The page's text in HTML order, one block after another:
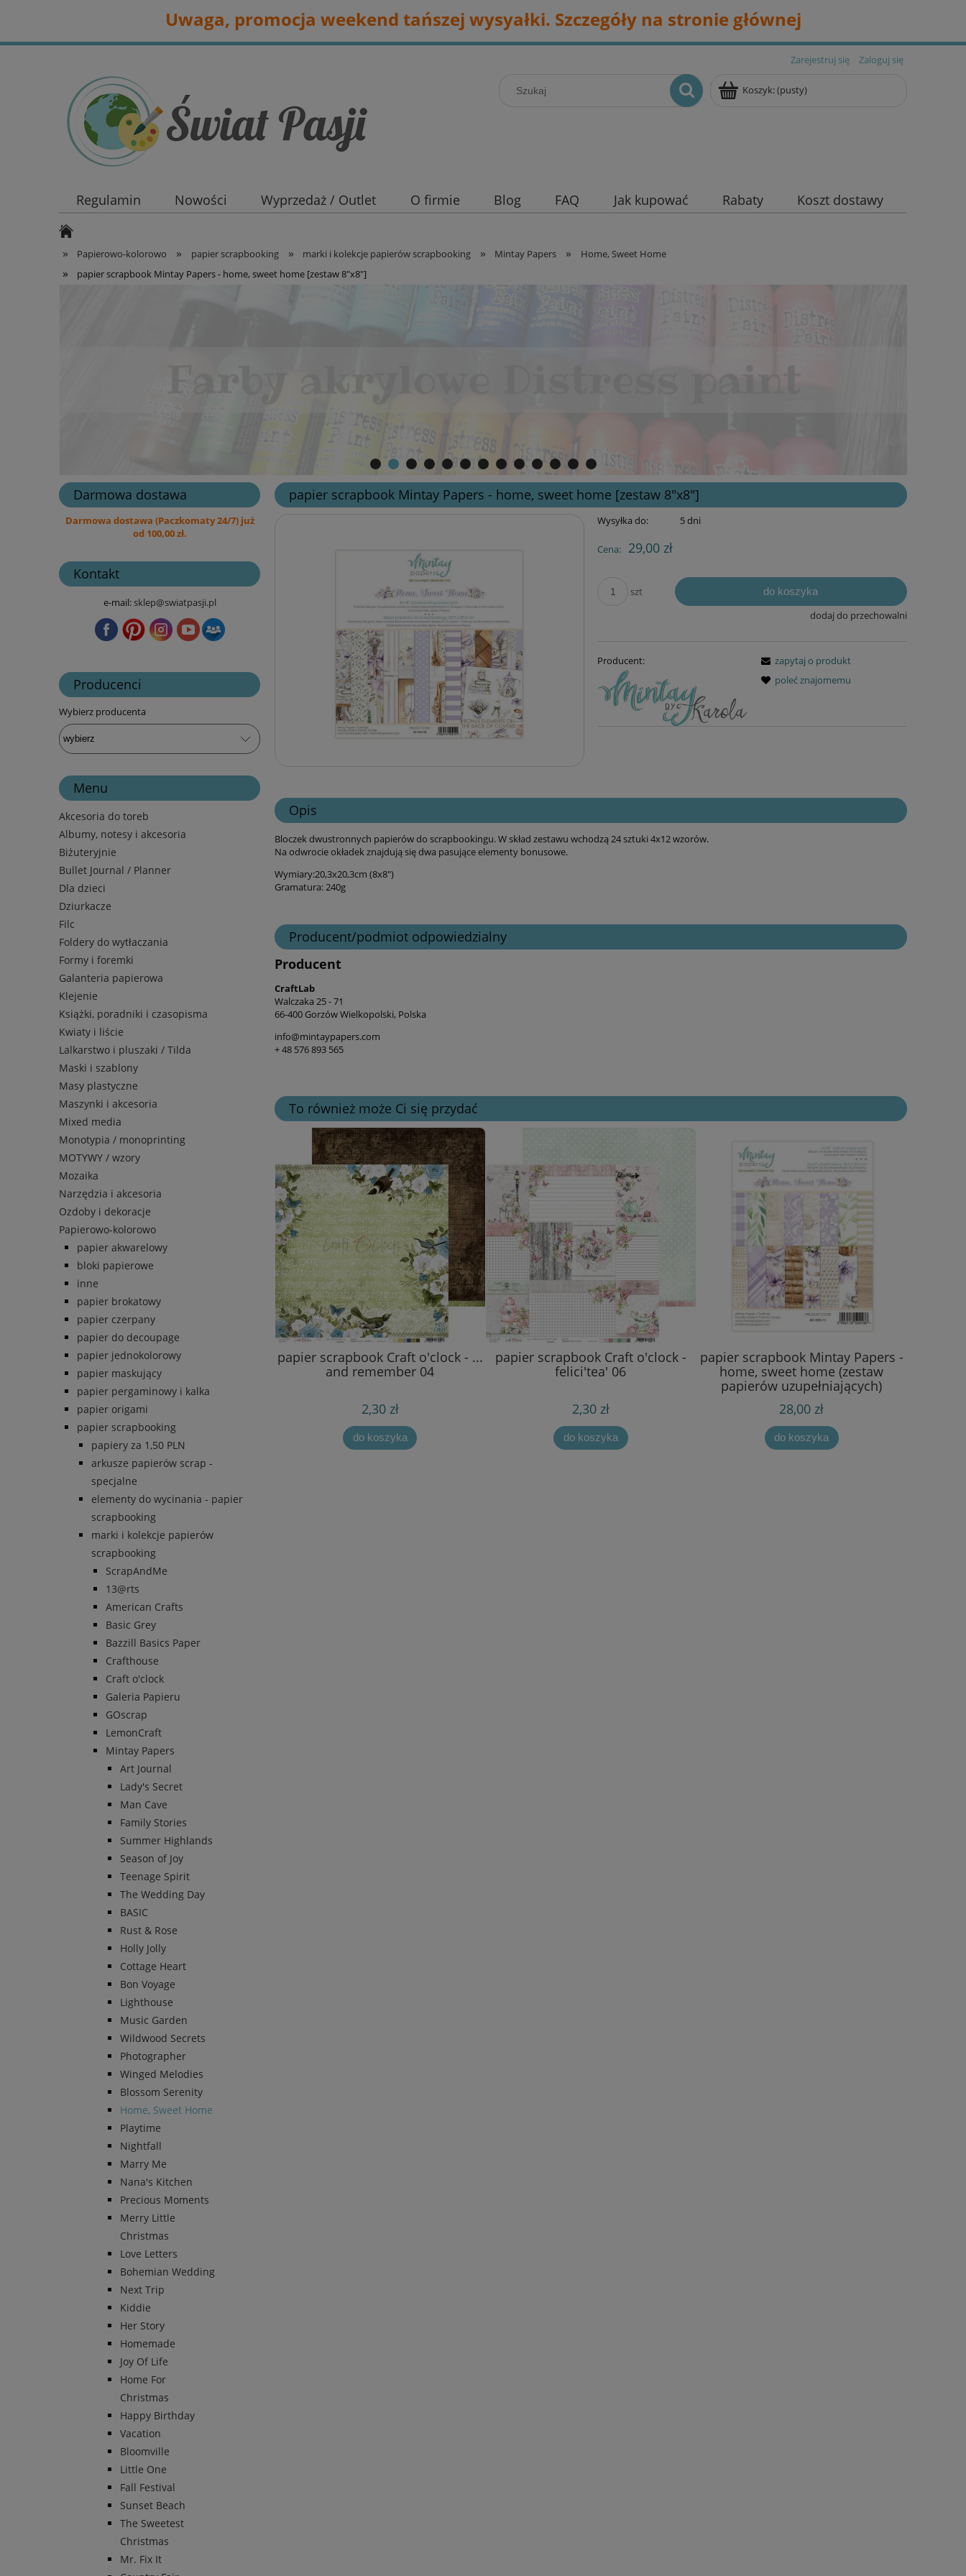
Uwaga, promocja weekend tańszej wysyałki. Szczegóły na stronie głównej
Zarejestruj się Zaloguj się
Koszyk:(pusty)
Regulamin Nowości Wyprzedaż / Outlet O firmie Blog FAQ Jak kupować Rabaty Koszt dostawy
» Papierowo-kolorowo » papier scrapbooking » marki i kolekcje papierów scrapbooking » Mintay Papers » Home, Sweet Home
» papier scrapbook Mintay Papers - home, sweet home [zestaw 8"x8"]
Darmowa dostawa
Darmowa dostawa (Paczkomaty 24/7) już
od 100,00 zł.
Kontakt
e-mail:sklep@swiatpasji.pl
Producenci
Wybierz producenta
Menu
Akcesoria do toreb
Albumy, notesy i akcesoria
Biżuteryjnie
Bullet Journal / Planner
Dla dzieci
Dziurkacze
Filc
Foldery do wytłaczania
Formy i foremki
Galanteria papierowa
Klejenie
Książki, poradniki i czasopisma
Kwiaty i liście
Lalkarstwo i pluszaki / Tilda
Maski i szablony
Masy plastyczne
Maszynki i akcesoria
Mixed media
Monotypia / monoprinting
MOTYWY / wzory
Mozaika
Narzędzia i akcesoria
Ozdoby i dekoracje
Papierowo-kolorowo
papier akwarelowy
bloki papierowe
inne
papier brokatowy
papier czerpany
papier do decoupage
papier jednokolorowy
papier maskujący
papier pergaminowy i kalka
papier origami
papier scrapbooking
papiery za 1,50 PLN
arkusze papierów scrap -
specjalne
elementy do wycinania - papier
scrapbooking
marki i kolekcje papierów
scrapbooking
ScrapAndMe
13@rts
American Crafts
Basic Grey
Bazzill Basics Paper
Crafthouse
Craft o'clock
Galeria Papieru
GOscrap
LemonCraft
Mintay Papers
Art Journal
Lady's Secret
Man Cave
Family Stories
Summer Highlands
Season of Joy
Teenage Spirit
The Wedding Day
BASIC
Rust & Rose
Holly Jolly
Cottage Heart
Bon Voyage
Lighthouse
Music Garden
Wildwood Secrets
Photographer
Winged Melodies
Blossom Serenity
Home, Sweet Home
Playtime
Nightfall
Marry Me
Nana's Kitchen
Precious Moments
Merry Little
Christmas
Love Letters
Bohemian Wedding
Next Trip
Kiddie
Her Story
Homemade
Joy Of Life
Home For
Christmas
Happy Birthday
Vacation
Bloomville
Little One
Fall Festival
Sunset Beach
The Sweetest
Christmas
Mr. Fix It
papier scrapbook Mintay Papers - home, sweet home [zestaw 8"x8"]
Wysyłka do: 5 dni
Cena: 29,00 zł
szt do koszyka
dodaj do przechowalni
Producent:
zapytaj o produkt
poleć znajomemu
Opis
Bloczek dwustronnych papierów do scrapbookingu. W skład zestawu wchodzą 24 sztuki 4x12 wzorów.
Na odwrocie okładek znajdują się dwa pasujące elementy bonusowe.
Wymiary:20,3x20,3cm (8x8")
Gramatura: 240g
Producent/podmiot odpowiedzialny
Producent
CraftLab
Walczaka 25 - 71
66-400 Gorzów Wielkopolski, Polska
info@mintaypapers.com
+ 48 576 893 565
To również może Ci się przydać
papier scrapbook Craft o'clock - ...
and remember 04
2,30 zł
do koszyka
papier scrapbook Craft o'clock -
felici'tea' 06
2,30 zł
do koszyka
papier scrapbook Mintay Papers -
home, sweet home (zestaw
papierów uzupełniających)
15,2x20,3 cm [bloczek/pad]
28,00 zł
do koszyka